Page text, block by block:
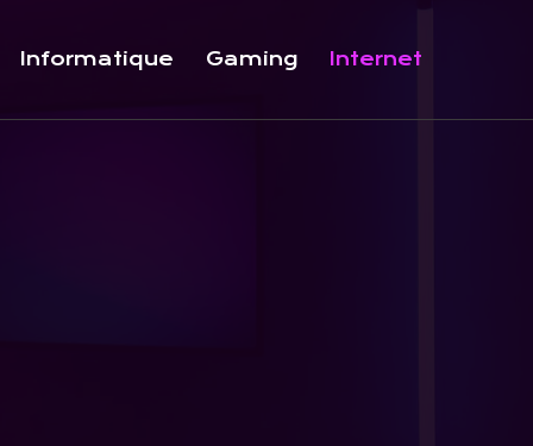
Informatique Gaming Internet